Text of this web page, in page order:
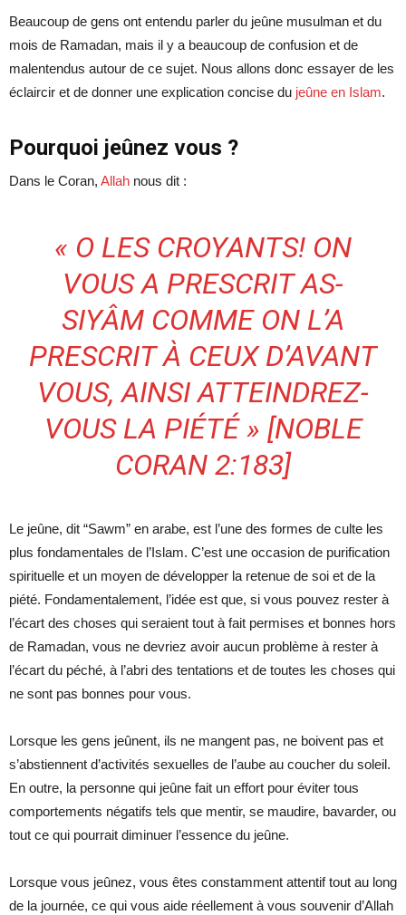
Beaucoup de gens ont entendu parler du jeûne musulman et du
mois de Ramadan, mais il y a beaucoup de confusion et de
malentendus autour de ce sujet. Nous allons donc essayer de les
éclaircir et de donner une explication concise du jeûne en Islam.
Pourquoi jeûnez vous ?
Dans le Coran, Allah nous dit :
« O LES CROYANTS! ON
VOUS A PRESCRIT AS-
SIYÂM COMME ON L’A
PRESCRIT À CEUX D’AVANT
VOUS, AINSI ATTEINDREZ-
VOUS LA PIÉTÉ » [NOBLE
CORAN 2:183]
Le jeûne, dit “Sawm” en arabe, est l’une des formes de culte les
plus fondamentales de l’Islam. C’est une occasion de purification
spirituelle et un moyen de développer la retenue de soi et de la
piété. Fondamentalement, l’idée est que, si vous pouvez rester à
l’écart des choses qui seraient tout à fait permises et bonnes hors
de Ramadan, vous ne devriez avoir aucun problème à rester à
l’écart du péché, à l’abri des tentations et de toutes les choses qui
ne sont pas bonnes pour vous.
Lorsque les gens jeûnent, ils ne mangent pas, ne boivent pas et
s’abstiennent d’activités sexuelles de l’aube au coucher du soleil.
En outre, la personne qui jeûne fait un effort pour éviter tous
comportements négatifs tels que mentir, se maudire, bavarder, ou
tout ce qui pourrait diminuer l’essence du jeûne.
Lorsque vous jeûnez, vous êtes constamment attentif tout au long
de la journée, ce qui vous aide réellement à vous souvenir d’Allah